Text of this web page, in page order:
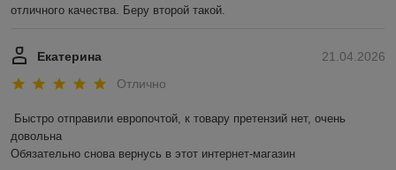
отличного качества. Беру второй такой.
21.04.2026
Екатерина
Отлично
Быстро отправили европочтой, к товару претензий нет, очень
довольна
Обязательно снова вернусь в этот интернет-магазин